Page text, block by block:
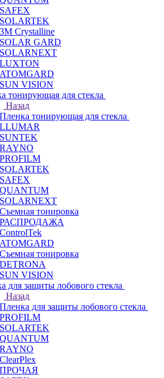
SAFEX
SOLARTEK
3M Crystalline
SOLAR GARD
SOLARNEXT
LUXTON
ATOMGARD
SUN VISION
тонирующая для стекла
Назад
Пленка тонирующая для стекла
LLUMAR
SUNTEK
RAYNO
PROFILM
SOLARTEK
SAFEX
QUANTUM
SOLARNEXT
Съемная тонировка
РАСПРОДАЖА
ControlTek
ATOMGARD
Съемная тонировка
DETRONA
SUN VISION
для защиты лобового стекла
Назад
Пленка для защиты лобового стекла
PROFILM
SOLARTEK
QUANTUM
RAYNO
ClearPlex
ПРОЧАЯ